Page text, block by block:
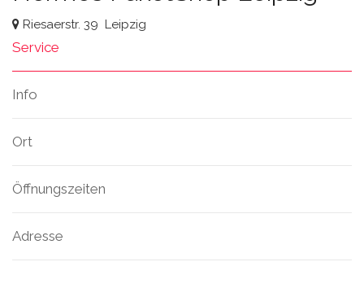
Riesaerstr. 39 Leipzig
Service
Info
Ort
Öffnungszeiten
Adresse